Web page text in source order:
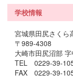
学校情報
宮城県田尻さくら
〒989-4308
大崎市田尻沼部
TEL 0229-39-
FAX 0229-39-